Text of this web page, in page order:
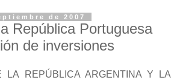
de 2007
República Portuguesa
de inversiones
LA REPÚBLICA ARGENTINA Y LA